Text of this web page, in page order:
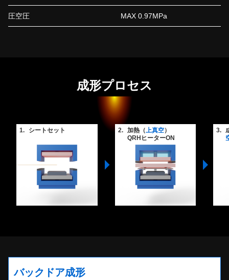
圧空圧 MAX 0.97MPa
成形プロセス
1. シートセット 2. 加熱（ 上真空）
QRHヒーターON
3.
バックドア成形